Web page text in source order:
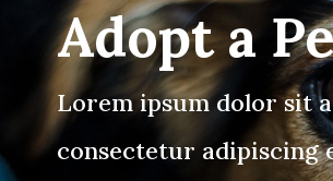
Adopt a
Lorem ipsum dolor sit
consectetur adipiscing